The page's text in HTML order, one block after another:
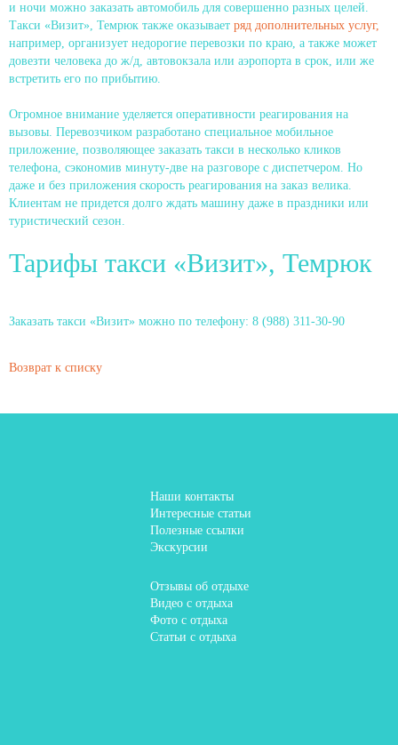
и ночи можно заказать автомобиль для совершенно разных целей.
Такси «Визит», Темрюк также оказывает ряд дополнительных услуг,
например, организует недорогие перевозки по краю, а также может
довезти человека до ж/д, автовокзала или аэропорта в срок, или же
встретить его по прибытию.
Огромное внимание уделяется оперативности реагирования на
вызовы. Перевозчиком разработано специальное мобильное
приложение, позволяющее заказать такси в несколько кликов
телефона, сэкономив минуту-две на разговоре с диспетчером. Но
даже и без приложения скорость реагирования на заказ велика.
Клиентам не придется долго ждать машину даже в праздники или
туристический сезон.
Тарифы такси «Визит», Темрюк
Заказать такси «Визит» можно по телефону: 8 (988) 311-30-90
Возврат к списку
Наши контакты
Интересные статьи
Полезные ссылки
Экскурсии
Отзывы об отдыхе
Видео с отдыха
Фото с отдыха
Статьи с отдыха